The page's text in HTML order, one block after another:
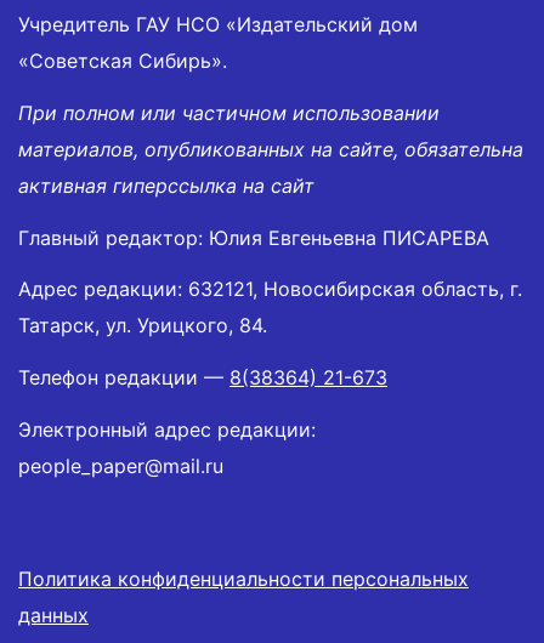
Учредитель ГАУ НСО «Издательский дом
«Советская Сибирь».
При полном или частичном использовании
материалов, опубликованных на сайте, обязательна
активная гиперссылка на сайт
Главный редактор: Юлия Евгеньевна ПИСАРЕВА
Адрес редакции: 632121, Новосибирская область, г.
Татарск, ул. Урицкого, 84.
Телефон редакции — 8(38364) 21-673
Электронный адрес редакции:
people_paper@mail.ru
Политика конфиденциальности персональных
данных